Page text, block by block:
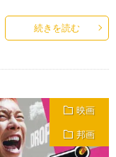
続きを読む
映画
邦画